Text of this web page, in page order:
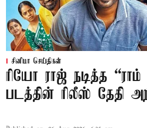
சினிமா செய்திகள்
ரியோ ராஜ் நடித்த
படத்தின் ரிலீஸ் தேதி